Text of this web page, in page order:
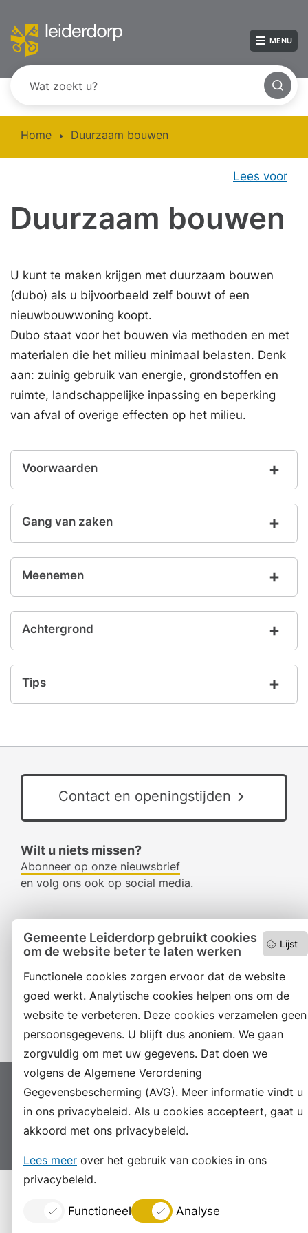
Lijst
Gemeente Leiderdorp gebruikt cookies
om de website beter te laten werken
Functionele cookies zorgen ervoor dat de website
goed werkt. Analytische cookies helpen ons om de
website te verbeteren. Deze cookies verzamelen geen
persoonsgegevens. U blijft dus anoniem. We gaan
zorgvuldig om met uw gegevens. Dat doen we
volgens de Algemene Verordening
Gegevensbescherming (AVG). Meer informatie vindt u
in ons privacybeleid. Als u cookies accepteert, gaat u
akkoord met ons privacybeleid.
Lees meer over het gebruik van cookies in ons
privacybeleid.
Functioneel Analyse
MENU
Home Duurzaam bouwen
Lees voor
Duurzaam bouwen
U kunt te maken krijgen met duurzaam bouwen
(dubo) als u bijvoorbeeld zelf bouwt of een
nieuwbouwwoning koopt.
Dubo staat voor het bouwen via methoden en met
materialen die het milieu minimaal belasten. Denk
aan: zuinig gebruik van energie, grondstoffen en
ruimte, landschappelijke inpassing en beperking
van afval of overige effecten op het milieu.
Voorwaarden
Gang van zaken
Meenemen
Achtergrond
Tips
Contact en openingstijden
Wilt u niets missen?
Abonneer op onze nieuwsbrief
en volg ons ook op social media.
Facebook
LinkedIn
Instagram
Proclaimer Colofon
Toegankelijkheid
Sitemap
Privacyverklaring
Servicenormen
Suggesties
Archief Vacatures